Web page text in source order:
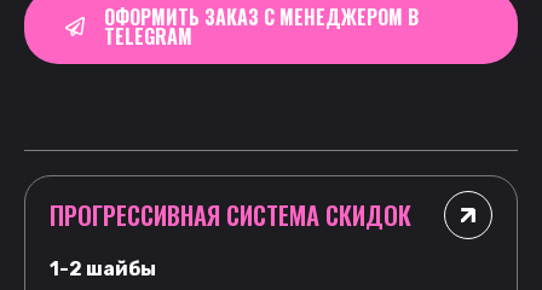
ОФОРМИТЬ ЗАКАЗ С МЕНЕДЖЕРОМ В
TELEGRAM
ПРОГРЕССИВНАЯ СИСТЕМА СКИДОК
1-2 шайбы